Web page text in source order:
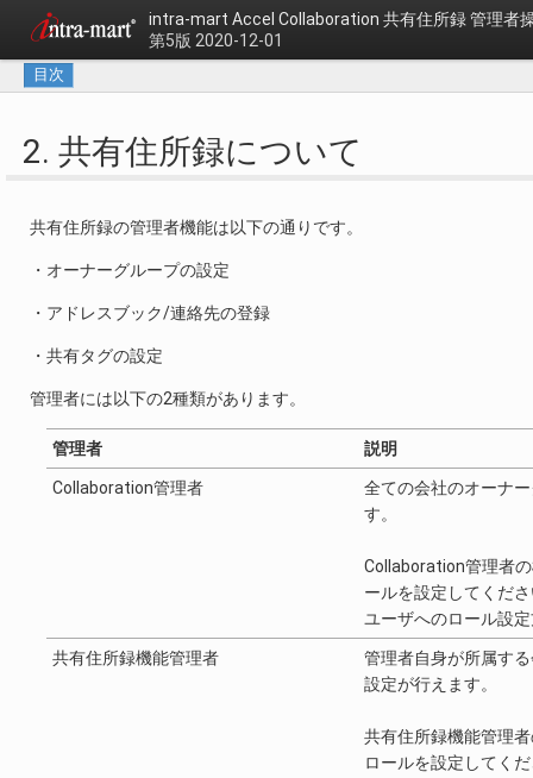
intra-mart Accel Collaboration 共有住所録 管理者
第5版 2020-12-01
目次
2. 共有住所録について
共有住所録の管理者機能は以下の通りです。
・オーナーグループの設定
・アドレスブック/連絡先の登録
・共有タグの設定
管理者には以下の2種類があります。
管理者 説明
Collaboration管理者
全ての会社のオーナ
す。
Collaboration管理者
ールを設定してくだ
ユーザへのロール設
共有住所録機能管理者
管理者自身が所属す
設定が行えます。
共有住所録機能管理
ロールを設定してく